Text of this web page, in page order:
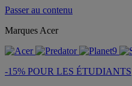
Passer au contenu
Marques Acer
-15% POUR LES ÉTUDIANTS